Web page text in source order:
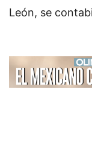
León, se